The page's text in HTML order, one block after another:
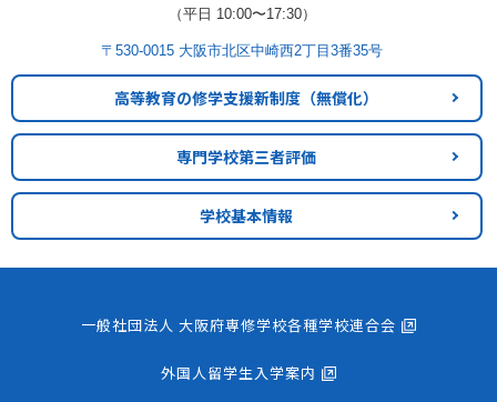
（平日 10:00〜17:30）
〒530-0015 大阪市北区中崎西2丁目3番35号
高等教育の修学支援新制度 （無償化）
専門学校第三者評価
学校基本情報
一般社団法人 大阪府専修学校各種学校連合会
外国人留学生入学案内